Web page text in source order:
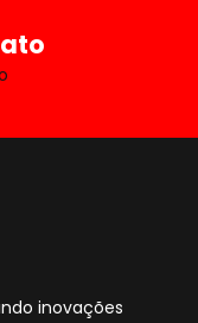
inovações